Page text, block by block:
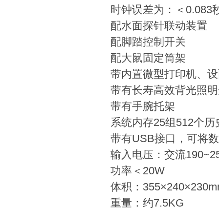
时钟误差为：＜0.083
配水面探针联动装置
配脚踏控制开关
配大鼠固定筒架
带内置微型打印机、
带有长寿高效背光照
带有手腕托架
系统内存25组512个历
带有USB接口，可将
输入电压：交流
功率＜20W
体积：
重量：约7.5KG